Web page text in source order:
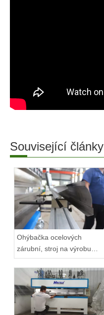
Související články
Ohýbačka ocelových
zárubní, stroj na výrobu
zárubní